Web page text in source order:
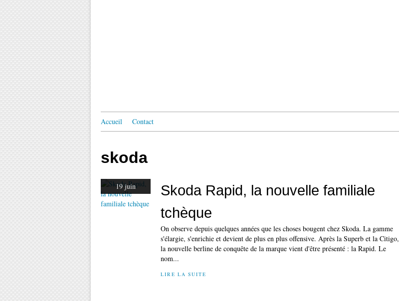
Accueil Contact
skoda
19 juin
Skoda Rapid, la nouvelle familiale
tchèque
On observe depuis quelques années que les choses bougent chez Skoda. La gamme
s'élargie, s'enrichie et devient de plus en plus offensive. Après la Superb et la Citigo,
la nouvelle berline de conquête de la marque vient d'être présenté : la Rapid. Le
nom...
LIRE LA SUITE